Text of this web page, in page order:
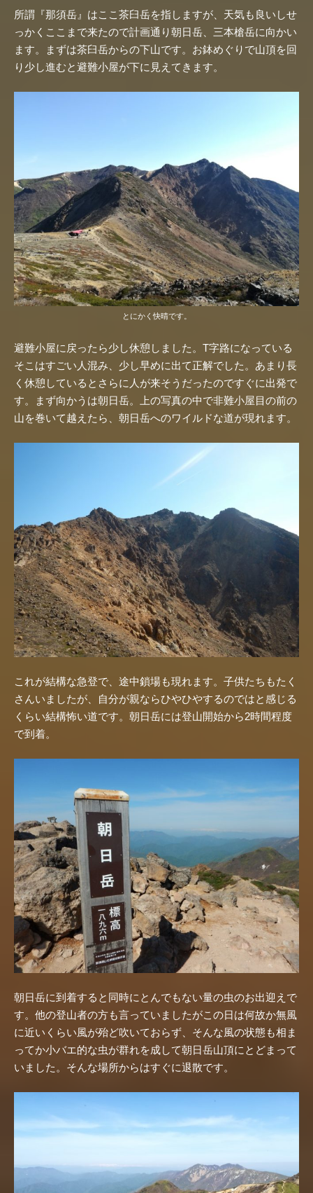
所謂『那須岳』はここ茶臼岳を指しますが、天気も良いしせ
っかくここまで来たので計画通り朝日岳、三本槍岳に向かい
ます。まずは茶臼岳からの下山です。お鉢めぐりで山頂を回
り少し進むと避難小屋が下に見えてきます。
とにかく快晴です。
避難小屋に戻ったら少し休憩しました。T字路になっている
そこはすごい人混み、少し早めに出て正解でした。あまり長
く休憩しているとさらに人が来そうだったのですぐに出発で
す。まず向かうは朝日岳。上の写真の中で非難小屋目の前の
山を巻いて越えたら、朝日岳へのワイルドな道が現れます。
これが結構な急登で、途中鎖場も現れます。子供たちもたく
さんいましたが、自分が親ならひやひやするのではと感じる
くらい結構怖い道です。朝日岳には登山開始から2時間程度
で到着。
朝日岳に到着すると同時にとんでもない量の虫のお出迎えで
す。他の登山者の方も言っていましたがこの日は何故か無風
に近いくらい風が殆ど吹いておらず、そんな風の状態も相ま
ってか小バエ的な虫が群れを成して朝日岳山頂にとどまって
いました。そんな場所からはすぐに退散です。